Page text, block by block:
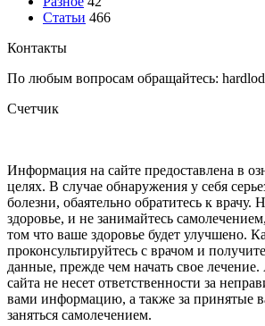
Статьи 466
Контакты
По любым вопросам обращайтесь:
Счетчик
Информация на сайте предоставлена в
целях. В случае обнаружения у себя
болезни, обаятельно обратитесь к врачу.
здоровье, и не занимайтесь
том что ваше здоровье будет улучшено.
проконсультируйтесь с врачом и
данные, прежде чем начать свое
сайта не несет ответственности за
вами информацию, а также за принятые
заняться самолечением.